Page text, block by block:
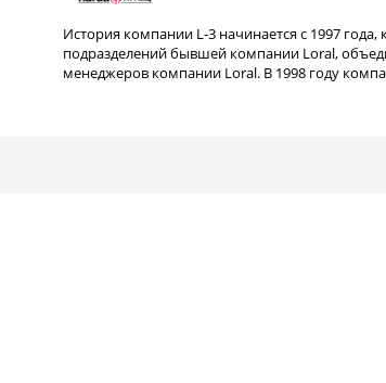
История компании L-3 начинается с 1997
подразделений бывшей компании Loral,
менеджеров компании Loral. В 1998 году